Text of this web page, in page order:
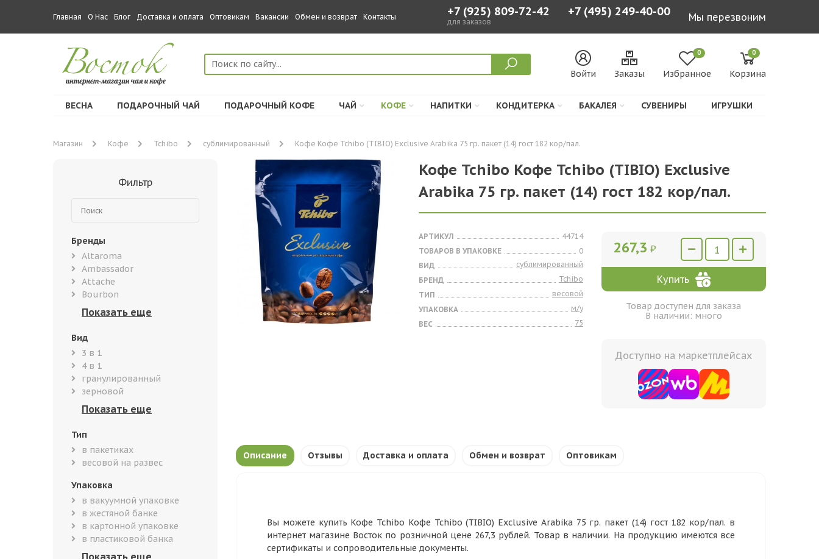
Главная О Нас Блог Доставка и оплата Оптовикам Вакансии Обмен и возврат Контакты +7 (925) 809-72-42
для заказов
+7 (495) 249-40-00 Мы перезвоним
Войти Заказы
0
Избранное
0
Корзина
ВЕСНА ПОДАРОЧНЫЙ ЧАЙ ПОДАРОЧНЫЙ КОФЕ ЧАЙ КОФЕ НАПИТКИ КОНДИТЕРКА БАКАЛЕЯ СУВЕНИРЫ ИГРУШКИ
Магазин Кофе Tchibo сублимированный Кофе Кофе Tchibo (TIBIO) Exclusive Arabika 75 гр. пакет (14) гост 182 кор/пал.
Фильтр
Бренды
Altaroma
Ambassador
Attache
Bourbon
Вид
3 в 1
4 в 1
гранулированный
зерновой
Тип
в пакетиках
весовой на развес
Упаковка
в вакуумной упаковке
в жестяной банке
в картонной упаковке
в пластиковой банка
Кофе Tchibo Кофе Tchibo (TIBIO) Exclusive
Arabika 75 гр. пакет (14) гост 182 кор/пал.
АРТИКУЛ
44714
ТОВАРОВ В УПАКОВКЕ
0
ВИД
сублимированный
БРЕНД
Tchibo
ТИП
весовой
УПАКОВКА
м/у
ВЕС
75
267,3 ₽
Купить
Товар доступен для заказа
В наличии: много
Доступно на маркетплейсах
Описание Отзывы Доставка и оплата Обмен и возврат Оптовикам
Вы можете купить Кофе Tchibo Кофе Tchibo (TIBIO) Exclusive Arabika 75 гр. пакет (14) гост 182 кор/пал. в
интернет магазине Восток по розничной цене 267,3 рублей. Товар в наличии. На продукцию имеются все
сертификаты и сопроводительные документы.